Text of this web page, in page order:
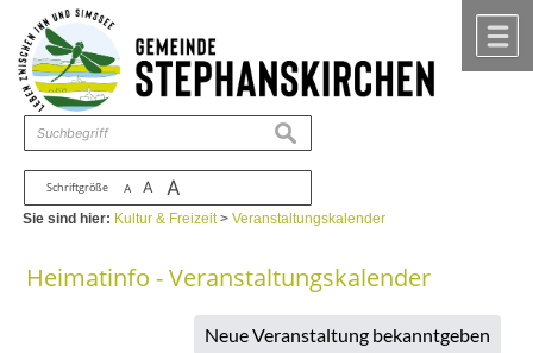
Zum Inhalt ,zur Navigation
Schriftgröße A A A
suchen
Sie sind hier: Kultur & Freizeit>Veranstaltungskalender
Heimatinfo - Veranstaltungskalender